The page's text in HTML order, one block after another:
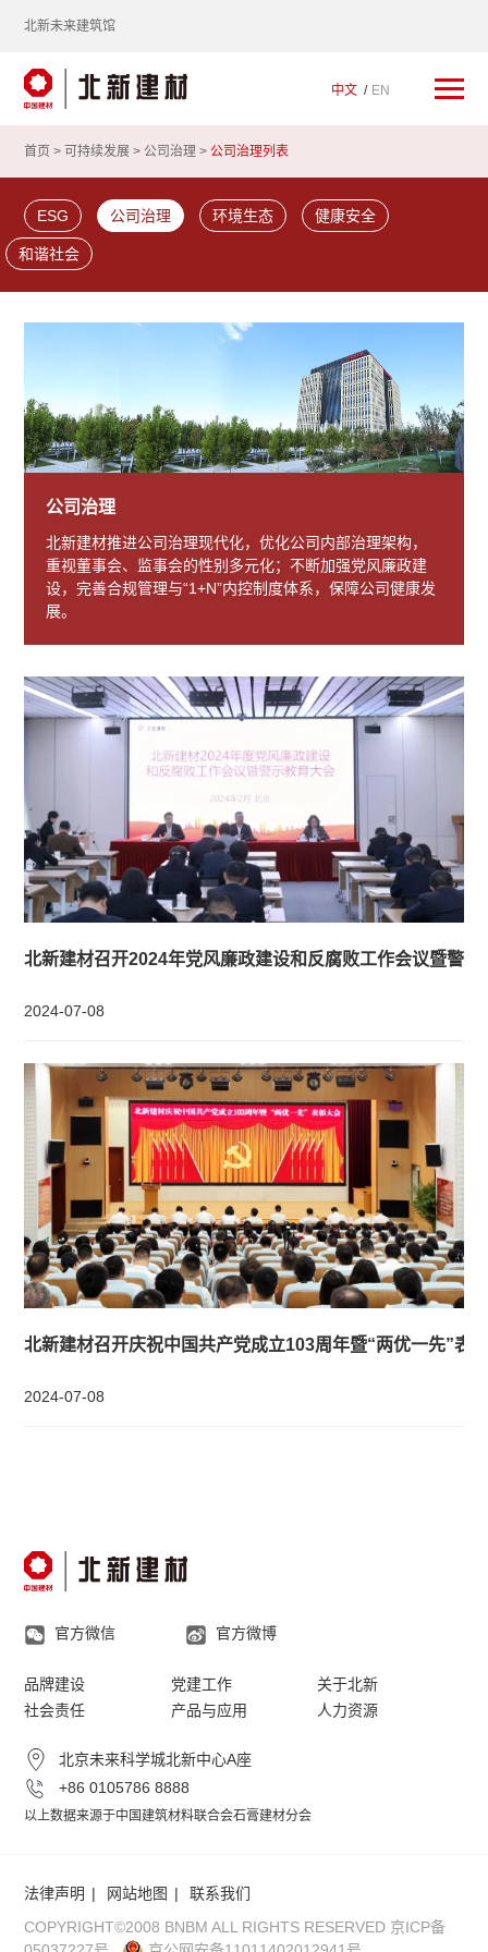
北新未来建筑馆
中文 EN
首页 > 可持续发展 > 公司治理 > 公司治理列表
ESG 公司治理 环境生态 健康安全
和谐社会
公司治理
北新建材推进公司治理现代化，优化公司内部治理架构，
重视董事会、监事会的性别多元化；不断加强党风廉政建
设，完善合规管理与“1+N”内控制度体系，保障公司健康发
展。
北新建材召开2024年党风廉政建设和反腐败工作会议暨警示
2024-07-08
北新建材召开庆祝中国共产党成立103周年暨“两优一先”表
2024-07-08
官方微信 官方微博
品牌建设 党建工作
关于北新
社会责任
产品与应用 人力资源
北京未来科学城北新中心A座
+86 0105786 8888
以上数据来源于中国建筑材料联合会石膏建材分会
法律声明 网站地图
联系我们
COPYRIGHT©2008 BNBM ALL RIGHTS RESERVED 京ICP备